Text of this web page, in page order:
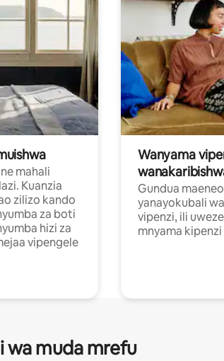
mahali
Kuanzia
zilizo kando
za boti
hizi za
vipengele
Wanyama
Gundua
yanayokubali
vipenzi, ili
mnyama
wa muda mrefu